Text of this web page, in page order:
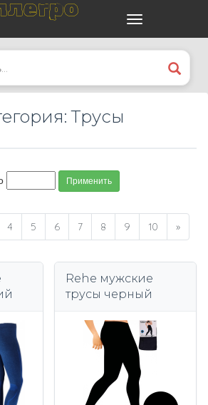
Трусы
Применить
4 5 6 7 8 9 10 »
Rehe мужские
трусы черный